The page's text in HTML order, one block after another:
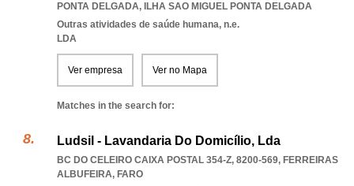
PONTA DELGADA, ILHA SAO MIGUEL PONTA DELGADA
Outras atividades de saúde humana, n.e.
LDA
Ver empresa Ver no Mapa
Matches in the search for:
Ludsil - Lavandaria Do Domicílio, Lda
BC DO CELEIRO CAIXA POSTAL 354-Z, 8200-569, FERREIRAS
ALBUFEIRA, FARO